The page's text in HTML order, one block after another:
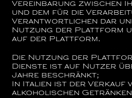
Vereinbarung zwischen
und dem für die
Verantwortlichen dar
Nutzung der Plattform
auf der Plattform.
Die Nutzung der
Dienste ist auf Nutzer
Jahre beschränkt;
In Italien ist der Verkauf
alkoholischen Getränken